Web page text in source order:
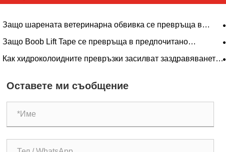
Защо шарената ветеринарна обвивка се превръща в
предпочитан избор за ветеринарни клиники и собственици
на домашни любимци?
Защо Boob Lift Tape се превръща в предпочитано
решение за поддръжка за съвременните потребители?
Как хидроколоидните превръзки засилват заздравяването
за популацията с автолитично разрушаване и влажна
Оставете ми съобщение